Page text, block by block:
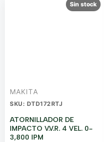
Sin stock
MAKITA
SKU: DTD172RTJ
ATORNILLADOR DE
IMPACTO V.V.R. 4 VEL. 0-
3,800 IPM